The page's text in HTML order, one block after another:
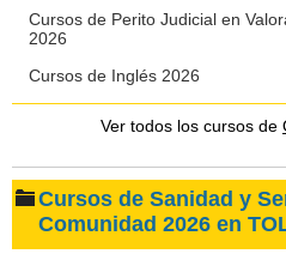
Cursos de Perito Judicial en
2026
Cursos de Inglés 2026
Ver todos los cursos de
Cursos de Sanidad y
Comunidad 2026 en